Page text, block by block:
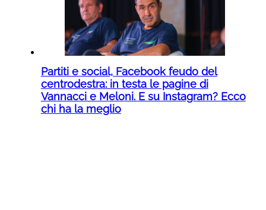
Partiti e social, Facebook feudo del
centrodestra: in testa le pagine di
Vannacci e Meloni. E su Instagram? Ecco
chi ha la meglio